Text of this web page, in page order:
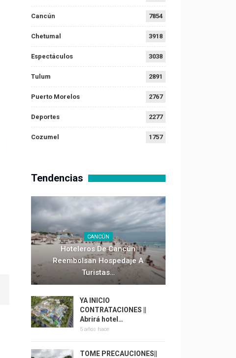
Cancún 7854
Chetumal 3918
Espectáculos 3038
Tulum 2891
Puerto Morelos 2767
Deportes 2277
Cozumel 1757
Tendencias
CANCÚN
Hoteleros De Cancún
Reembolsan Hospedaje A
Turistas…
YA INICIO
CONTRATACIONES ||
Abrirá hotel…
5 años hace
TOME PRECAUCIONES||